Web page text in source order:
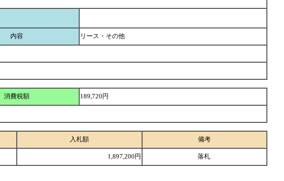
内容 リース・その他
消費税額 189,720円
入札額 備考
1,897,200円 落札